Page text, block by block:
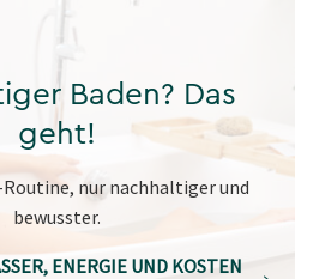
Baden? Das
geht!
nur nachhaltiger und
bewusster.
ENERGIE UND KOSTEN